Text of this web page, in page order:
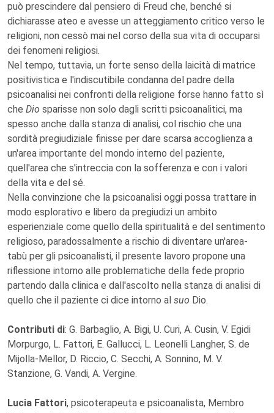
può prescindere dal pensiero di Freud che, benché si
dichiarasse ateo e avesse un atteggiamento critico verso le
religioni, non cessò mai nel corso della sua vita di occuparsi
dei fenomeni religiosi.
Nel tempo, tuttavia, un forte senso della laicità di matrice
positivistica e l'indiscutibile condanna del padre della
psicoanalisi nei confronti della religione forse hanno fatto sì
che Dio sparisse non solo dagli scritti psicoanalitici, ma
spesso anche dalla stanza di analisi, col rischio che una
sordità pregiudiziale finisse per dare scarsa accoglienza a
un'area importante del mondo interno del paziente,
quell'area che s'intreccia con la sofferenza e con i valori
della vita e del sé.
Nella convinzione che la psicoanalisi oggi possa trattare in
modo esplorativo e libero da pregiudizi un ambito
esperienziale come quello della spiritualità e del sentimento
religioso, paradossalmente a rischio di diventare un'area-
tabù per gli psicoanalisti, il presente lavoro propone una
riflessione intorno alle problematiche della fede proprio
partendo dalla clinica e dall'ascolto nella stanza di analisi di
quello che il paziente ci dice intorno al suo Dio.
Contributi di: G. Barbaglio, A. Bigi, U. Curi, A. Cusin, V. Egidi
Morpurgo, L. Fattori, E. Gallucci, L. Leonelli Langher, S. de
Mijolla-Mellor, D. Riccio, C. Secchi, A. Sonnino, M. V.
Stanzione, G. Vandi, A. Vergine.
Lucia Fattori, psicoterapeuta e psicoanalista, Membro